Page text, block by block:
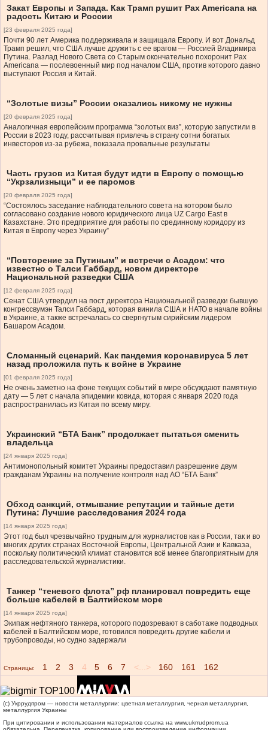
Закат Европы и Запада. Как Трамп рушит Pax Americana на
радость Китаю и России
[23 февраля 2025 года]
Почти 90 лет Америка поддерживала и защищала Европу. И вот Дональд
Трамп решил, что США лучше дружить с ее врагом — Россией Владимира
Путина. Разлад Нового Света со Старым окончательно похоронит Pax
Americana — послевоенный мир под началом США, против которого давно
выступают Россия и Китай.
“Золотые визы” России оказались никому не нужны
[20 февраля 2025 года]
Аналогичная европейским программа “золотых виз”, которую запустили в
России в 2023 году, рассчитывая привлечь в страну сотни богатых
инвесторов из-за рубежа, показала провальные результаты
Часть грузов из Китая будут идти в Европу с помощью
“Укрзализныци” и ее паромов
[20 февраля 2025 года]
“Состоялось заседание наблюдательного совета на котором было
согласовано создание нового юридического лица UZ Cargo East в
Казахстане. Это предприятие для работы по срединному коридору из
Китая в Европу через Украину”
“Повторение за Путиным” и встречи с Асадом: что
известно о Талси Габбард, новом директоре
Национальной разведки США
[12 февраля 2025 года]
Сенат США утвердил на пост директора Национальной разведки бывшую
конгрессвумэн Талси Габбард, которая винила США и НАТО в начале войны
в Украине, а также встречалась со свергнутым сирийским лидером
Башаром Асадом.
Сломанный сценарий. Как пандемия коронавируса 5 лет
назад проложила путь к войне в Украине
[01 февраля 2025 года]
Не очень заметно на фоне текущих событий в мире обсуждают памятную
дату — 5 лет с начала эпидемии ковида, которая с января 2020 года
распространилась из Китая по всему миру.
Украинский “БТА Банк” продолжает пытаться сменить
владельца
[24 января 2025 года]
Антимонопольный комитет Украины предоставил разрешение двум
гражданам Украины на получение контроля над АО “БТА Банк”
Обход санкций, отмывание репутации и тайные дети
Путина: Лучшие расследования 2024 года
[14 января 2025 года]
Этот год был чрезвычайно трудным для журналистов как в России, так и во
многих других странах Восточной Европы, Центральной Азии и Кавказа,
поскольку политический климат становится всё менее благоприятным для
расследовательской журналистики.
Танкер “теневого флота” рф планировал повредить еще
больше кабелей в Балтийском море
[14 января 2025 года]
Экипаж нефтяного танкера, которого подозревают в саботаже подводных
кабелей в Балтийском море, готовился повредить другие кабели и
трубопроводы, но судно задержали
Страницы: 1 2 3 4 5 6 7 <...> 160 161 162
(c) Укррудпром — новости металлургии: цветная металлургия, черная металлургия,
металлургия Украины
При цитировании и использовании материалов ссылка на www.ukrrudprom.ua